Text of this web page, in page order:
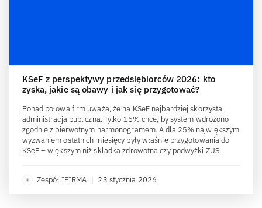
KSeF z perspektywy przedsiębiorców 2026: kto
zyska, jakie są obawy i jak się przygotować?
Ponad połowa firm uważa, że na KSeF najbardziej skorzysta
administracja publiczna. Tylko 16% chce, by system wdrożono
zgodnie z pierwotnym harmonogramem. A dla 25% największym
wyzwaniem ostatnich miesięcy były właśnie przygotowania do
KSeF – większym niż składka zdrowotna czy podwyżki ZUS.
Zespół IFIRMA | 23 stycznia 2026